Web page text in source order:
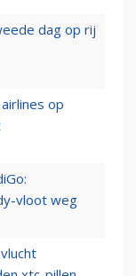
dag op rij
op
vloot weg